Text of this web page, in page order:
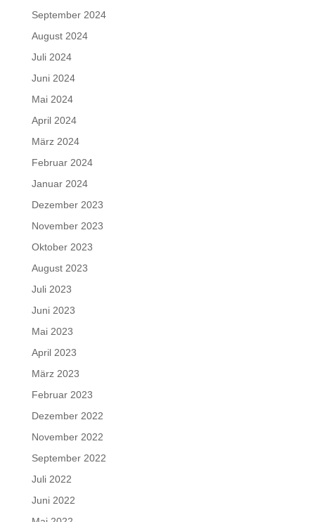
September 2024
August 2024
Juli 2024
Juni 2024
Mai 2024
April 2024
März 2024
Februar 2024
Januar 2024
Dezember 2023
November 2023
Oktober 2023
August 2023
Juli 2023
Juni 2023
Mai 2023
April 2023
März 2023
Februar 2023
Dezember 2022
November 2022
September 2022
Juli 2022
Juni 2022